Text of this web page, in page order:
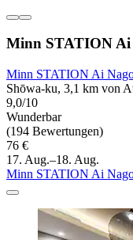
Minn STATION Ai
Minn STATION Ai
Shōwa-ku, 3,1 km von
9,0/10
Wunderbar
(194 Bewertungen)
76 €
17. Aug.–18. Aug.
Minn STATION Ai